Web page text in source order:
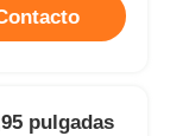
pulgadas